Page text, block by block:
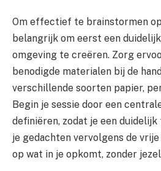
Om effectief te brainstormen
belangrijk om eerst een
omgeving te creëren. Zorg
benodigde materialen bij de
verschillende soorten papier,
Begin je sessie door een
definiëren, zodat je een
je gedachten vervolgens de
op wat in je opkomt, zonder